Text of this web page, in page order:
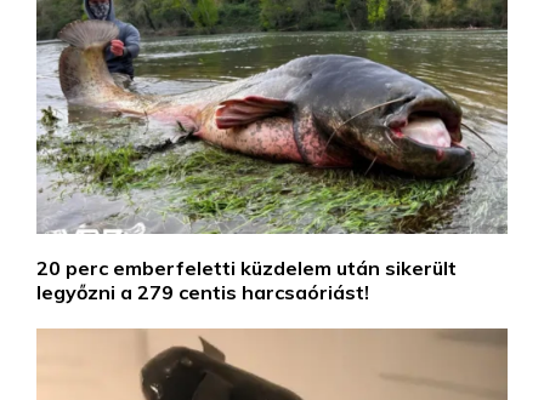
20 perc emberfeletti küzdelem után sikerült
legyőzni a 279 centis harcsaóriást!